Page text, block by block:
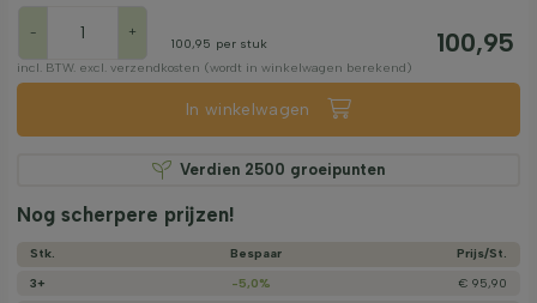
- +
100,95 per stuk 100,95
incl. BTW. excl. verzendkosten (wordt in winkelwagen berekend)
In winkelwagen
Verdien 2500 groeipunten
Nog scherpere prijzen!
Stk. Bespaar
Prijs/­St.
3+
-5,0%
€ 95,90